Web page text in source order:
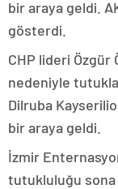
bir araya geldi.
gösterdi.
CHP lideri Özgür
nedeniyle
Dilruba
bir araya geldi.
İzmir
tutukluluğu sona